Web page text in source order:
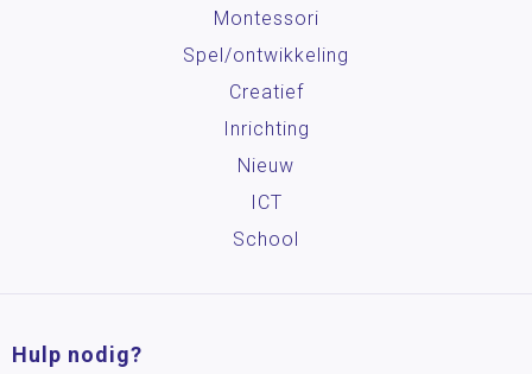
Montessori
Spel/ontwikkeling
Creatief
Inrichting
Nieuw
ICT
School
Hulp nodig?